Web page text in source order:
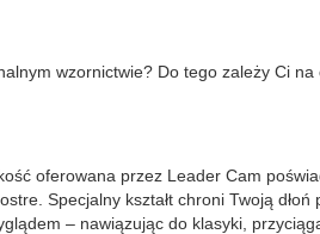
wzornictwie? Do tego zależy Ci
oferowana przez Leader Cam
Specjalny kształt chroni Twoją
– nawiązując do klasyki,